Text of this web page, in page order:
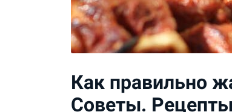
Как правильно
Советы.